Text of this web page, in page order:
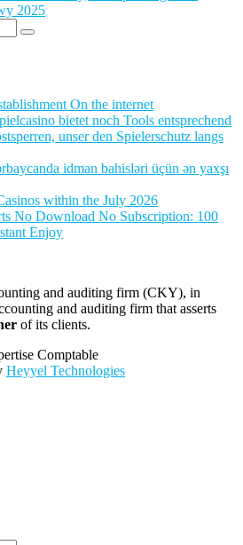
2025
On the internet
bietet noch Tools entsprechend
unser den Spielerschutz langs
idman bahisləri üçün ən yaxşı
within the July 2026
No Download No Subscription: 100
Enjoy
and auditing firm (CKY), in
and auditing firm that asserts
of its clients.
Comptable
Heyyel Technologies